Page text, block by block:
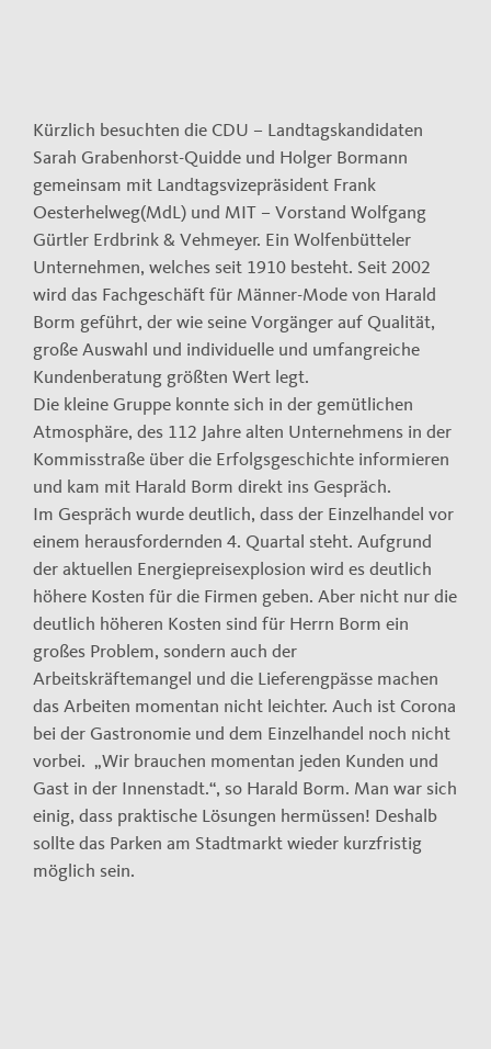
Kürzlich besuchten die CDU – Landtagskandidaten
Sarah Grabenhorst-Quidde und Holger Bormann
gemeinsam mit Landtagsvizepräsident Frank
Oesterhelweg(MdL) und MIT – Vorstand Wolfgang
Gürtler Erdbrink & Vehmeyer. Ein Wolfenbütteler
Unternehmen, welches seit 1910 besteht. Seit 2002
wird das Fachgeschäft für Männer-Mode von Harald
Borm geführt, der wie seine Vorgänger auf Qualität,
große Auswahl und individuelle und umfangreiche
Kundenberatung größten Wert legt.
Die kleine Gruppe konnte sich in der gemütlichen
Atmosphäre, des 112 Jahre alten Unternehmens in der
Kommisstraße über die Erfolgsgeschichte informieren
und kam mit Harald Borm direkt ins Gespräch.
Im Gespräch wurde deutlich, dass der Einzelhandel vor
einem herausfordernden 4. Quartal steht. Aufgrund
der aktuellen Energiepreisexplosion wird es deutlich
höhere Kosten für die Firmen geben. Aber nicht nur die
deutlich höheren Kosten sind für Herrn Borm ein
großes Problem, sondern auch der
Arbeitskräftemangel und die Lieferengpässe machen
das Arbeiten momentan nicht leichter. Auch ist Corona
bei der Gastronomie und dem Einzelhandel noch nicht
vorbei. „Wir brauchen momentan jeden Kunden und
Gast in der Innenstadt.“, so Harald Borm. Man war sich
einig, dass praktische Lösungen hermüssen! Deshalb
sollte das Parken am Stadtmarkt wieder kurzfristig
möglich sein.